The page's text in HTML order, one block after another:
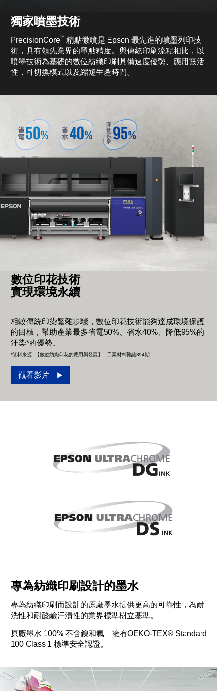
獨家噴墨技術
PrecisionCoreTM精點微噴是 Epson 最先進的噴墨列印技
術，具有領先業界的墨點精度。與傳統印刷流程相比，以
噴墨技術為基礎的數位紡織印刷具備速度優勢、應用靈活
性，可切換模式以及縮短生產時間。
數位印花技術
實現環境永續
相較傳統印染繁雜步驟，數位印花技術能夠達成環境保護
的目標，幫助產業最多省電50%、省水40%、降低95%的
汙染*的優勢。
*資料來源 :【數位紡織印花的應用與發展】 - 工業材料雜誌394期
觀看影片
專為紡織印刷設計的墨水
專為紡織印刷而設計的原廠墨水提供更高的可靠性，為耐
洗性和耐酸鹼汗漬性的業界標準樹立基準。
原廠墨水 100% 不含鎳和氟，擁有OEKO-TEX® Standard
100 Class 1 標準安全認證。